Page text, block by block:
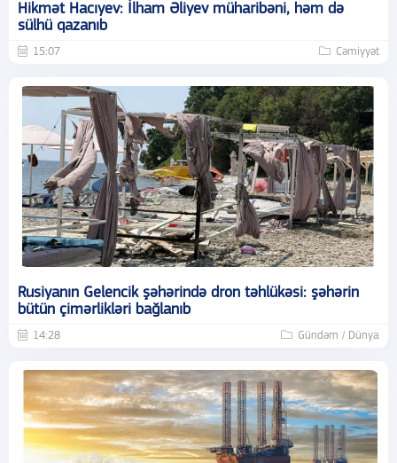
Hikmət Hacıyev: İlham Əliyev müharibəni, həm də
sülhü qazanıb
15:07 Cəmiyyət
Rusiyanın Gelencik şəhərində dron təhlükəsi: şəhərin
bütün çimərlikləri bağlanıb
14:28 Gündəm / Dünya